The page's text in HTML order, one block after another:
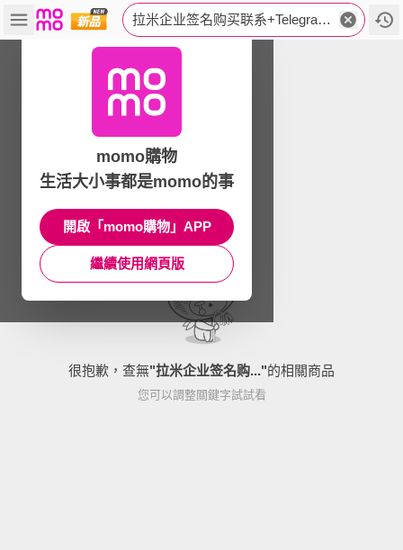
拉米企业签名购买联系+Telegram:@nijiej.exh
很抱歉，查無"拉米企业签名购..."的相關商品
您可以調整關鍵字試試看
momo購物
生活大小事都是momo的事
開啟「momo購物」APP
繼續使用網頁版